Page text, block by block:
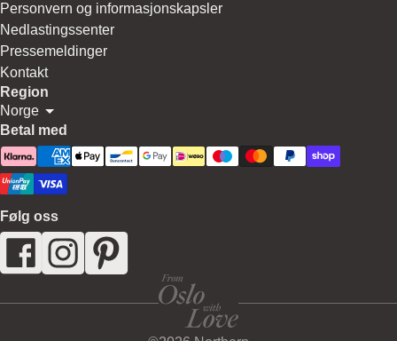
Personvern og informasjonskapsler
Nedlastingssenter
Pressemeldinger
Kontakt
Region
Norge
Betal med
Følg oss